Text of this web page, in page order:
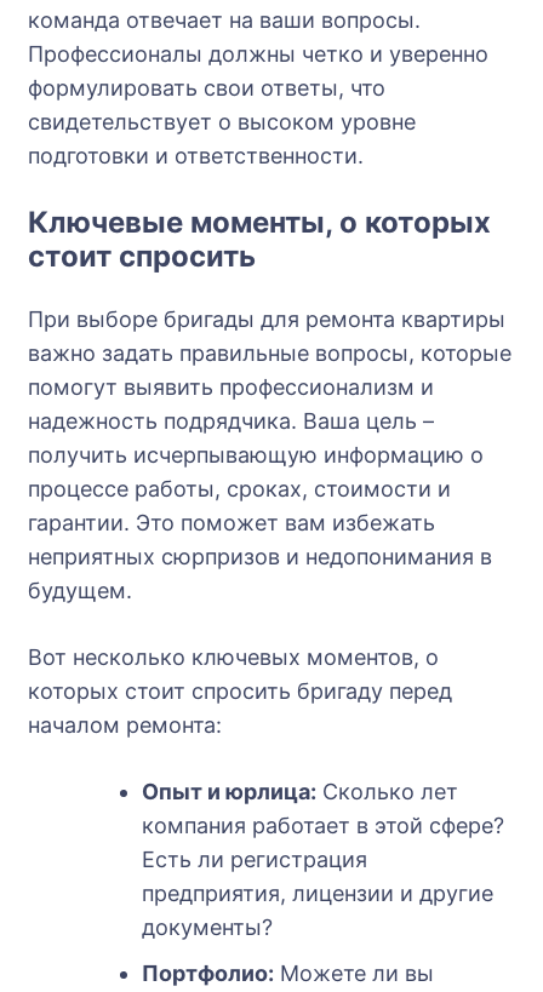
команда отвечает на ваши вопросы.
Профессионалы должны четко и уверенно
формулировать свои ответы, что
свидетельствует о высоком уровне
подготовки и ответственности.
Ключевые моменты, о которых
стоит спросить
При выборе бригады для ремонта квартиры
важно задать правильные вопросы, которые
помогут выявить профессионализм и
надежность подрядчика. Ваша цель –
получить исчерпывающую информацию о
процессе работы, сроках, стоимости и
гарантии. Это поможет вам избежать
неприятных сюрпризов и недопонимания в
будущем.
Вот несколько ключевых моментов, о
которых стоит спросить бригаду перед
началом ремонта:
Опыт и юрлица: Сколько лет
компания работает в этой сфере?
Есть ли регистрация
предприятия, лицензии и другие
документы?
Портфолио: Можете ли вы